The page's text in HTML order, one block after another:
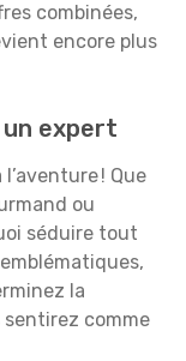
combinées,
encore plus
expert
! Que
ou
séduire tout
la
comme